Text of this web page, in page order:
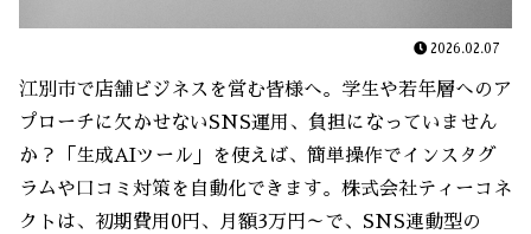
2026.02.07
江別市で店舗ビジネスを営む皆様へ。学生や若年層へのア
プローチに欠かせないSNS運用、負担になっていません
か？「生成AIツール」を使えば、簡単操作でインスタグ
ラムや口コミ対策を自動化できます。株式会社ティーコネ
クトは、初期費用0円、月額3万円～で、SNS連動型の